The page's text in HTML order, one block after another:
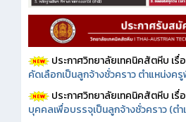
ประกาศวิทยาลัยเทคนิคสัตหีบ เรื่
คัดเลือกเป็นลูกจ้างชั่วคราว ตำแหน่งค
ประกาศวิทยาลัยเทคนิคสัตหีบ เรื่
บุคคลเพื่อบรรจุเป็นลูกจ้างชั่วคราว (ต